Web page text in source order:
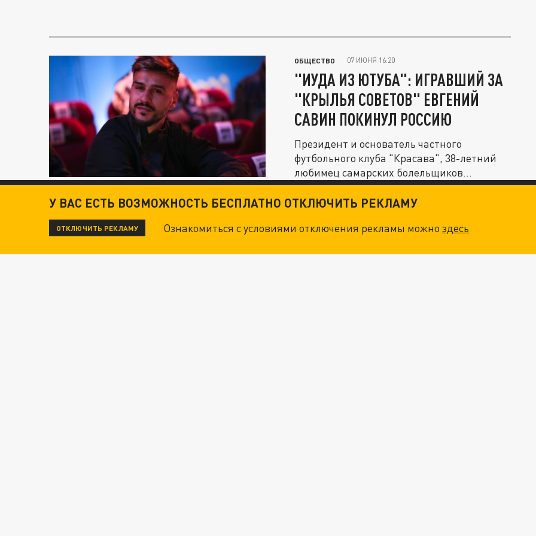
ОБЩЕСТВО 07 ИЮНЯ 16:20
"ИУДА ИЗ ЮТУБА": ИГРАВШИЙ ЗА
"КРЫЛЬЯ СОВЕТОВ" ЕВГЕНИЙ
САВИН ПОКИНУЛ РОССИЮ
Президент и основатель частного
футбольного клуба "Красава", 38-летний
любимец самарских болельщиков
Евгений...
У ВАС ЕСТЬ ВОЗМОЖНОСТЬ БЕСПЛАТНО ОТКЛЮЧИТЬ РЕКЛАМУ
ОТКЛЮЧИТЬ РЕКЛАМУ Ознакомиться с условиями отключения рекламы можноздесь